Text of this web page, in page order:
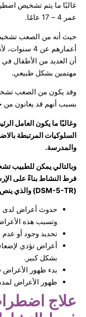
غالبًا ما يتم تشخيص
عمر 4 – 17 عامًا.
حيث أنه من الصعب
أعمارهم عن
أن العديد من الأطفال
مهتمين بشكل طبيعي.
وقد يكون من الصعب
بسبب أنهم قد يعانون من
وغالبًا ما يكون العامل
السلوكيات المرتبطة
والمدرسة.
وبالتالي يمكن للطبيب
فرط النشاط بناءً على
(DSM-5-TR) والذي ينص على:
حدوث أعراض لدى
وتسبب هذه
تحديد وجود أو
أعراض تؤدي
بشكل كبير.
بدء ظهور الأعراض قبل
ظهور الأعراض لمدة 6 شهور على
علاج